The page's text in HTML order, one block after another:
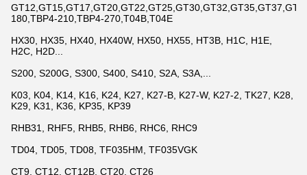
180,TBP4-210,TBP4-270,T04B,T04E
HX30, HX35, HX40, HX40W, HX50, HX55, HT3B, H1C, H1E,
H2C, H2D...
S200, S200G, S300, S400, S410, S2A, S3A,...
K03, K04, K14, K16, K24, K27, K27-B, K27-W, K27-2, TK27, K28,
K29, K31, K36, KP35, KP39
RHB31, RHF5, RHB5, RHB6, RHC6, RHC9
TD04, TD05, TD08, TF035HM, TF035VGK
CT9, CT12, CT12B, CT20, CT26